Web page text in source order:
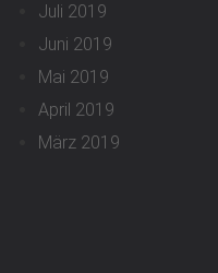
Juli 2019
Juni 2019
Mai 2019
April 2019
März 2019